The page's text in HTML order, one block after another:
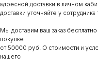
адресной доставки в личном
доставки уточняйте у
Мы доставим ваш заказ
покупке
от 50000 руб. О стоимости и
нашего